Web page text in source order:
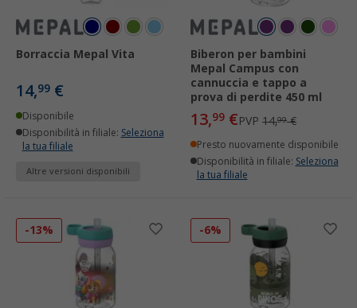
Borraccia Mepal Vita
14,99 €
Disponibile
Disponibilità in filiale: Seleziona
la tua filiale
Altre versioni disponibili
Biberon per bambini
Mepal Campus con
cannuccia e tappo a
prova di perdite 450 ml
13,99 €PVP 14,99€
Presto nuovamente disponibile
Disponibilità in filiale: Seleziona
la tua filiale
-13% -6%